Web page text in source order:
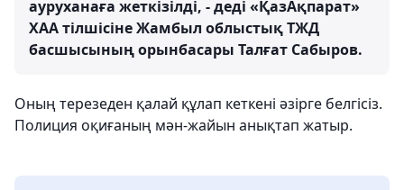
ауруханаға жеткізілді, - деді «ҚазАқпарат»
ХАА тілшісіне Жамбыл облыстық ТЖД
басшысының орынбасары Талғат Сабыров.
Оның терезеден қалай құлап кеткені әзірге белгісіз.
Полиция оқиғаның мән-жайын анықтап жатыр.